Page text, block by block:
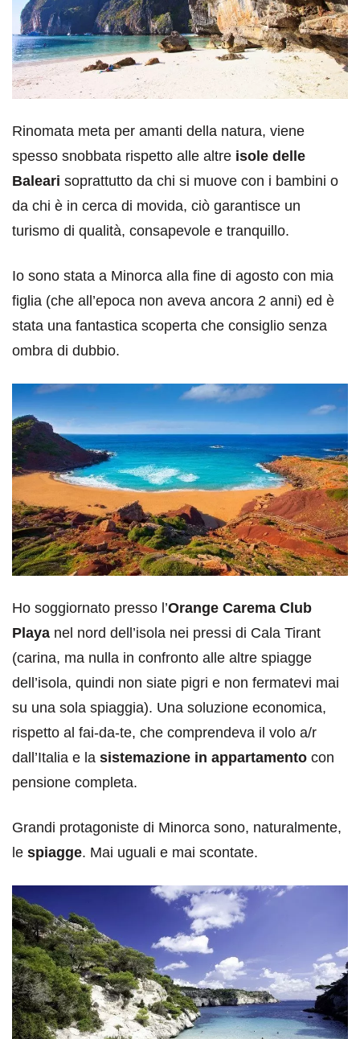
Rinomata meta per amanti della natura, viene
spesso snobbata rispetto alle altre isole delle
Baleari soprattutto da chi si muove con i bambini o
da chi è in cerca di movida, ciò garantisce un
turismo di qualità, consapevole e tranquillo.
Io sono stata a Minorca alla fine di agosto con mia
figlia (che all’epoca non aveva ancora 2 anni) ed è
stata una fantastica scoperta che consiglio senza
ombra di dubbio.
Ho soggiornato presso l’Orange Carema Club
Playa nel nord dell’isola nei pressi di Cala Tirant
(carina, ma nulla in confronto alle altre spiagge
dell’isola, quindi non siate pigri e non fermatevi mai
su una sola spiaggia). Una soluzione economica,
rispetto al fai-da-te, che comprendeva il volo a/r
dall’Italia e la sistemazione in appartamento con
pensione completa.
Grandi protagoniste di Minorca sono, naturalmente,
le spiagge. Mai uguali e mai scontate.